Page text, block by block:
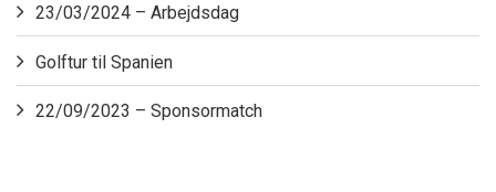
23/03/2024 – Arbejdsdag
Golftur til Spanien
22/09/2023 – Sponsormatch